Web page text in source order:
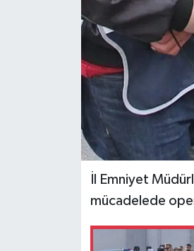
İl Emniyet
mücadelede
Foto Galeri